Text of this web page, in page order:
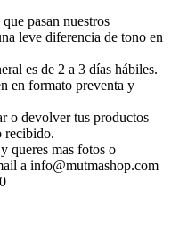
pasan nuestros
leve diferencia de tono en
es de 2 a 3 días hábiles.
en formato preventa y
o devolver tus productos
recibido.
queres mas fotos o
a info@mutmashop.com